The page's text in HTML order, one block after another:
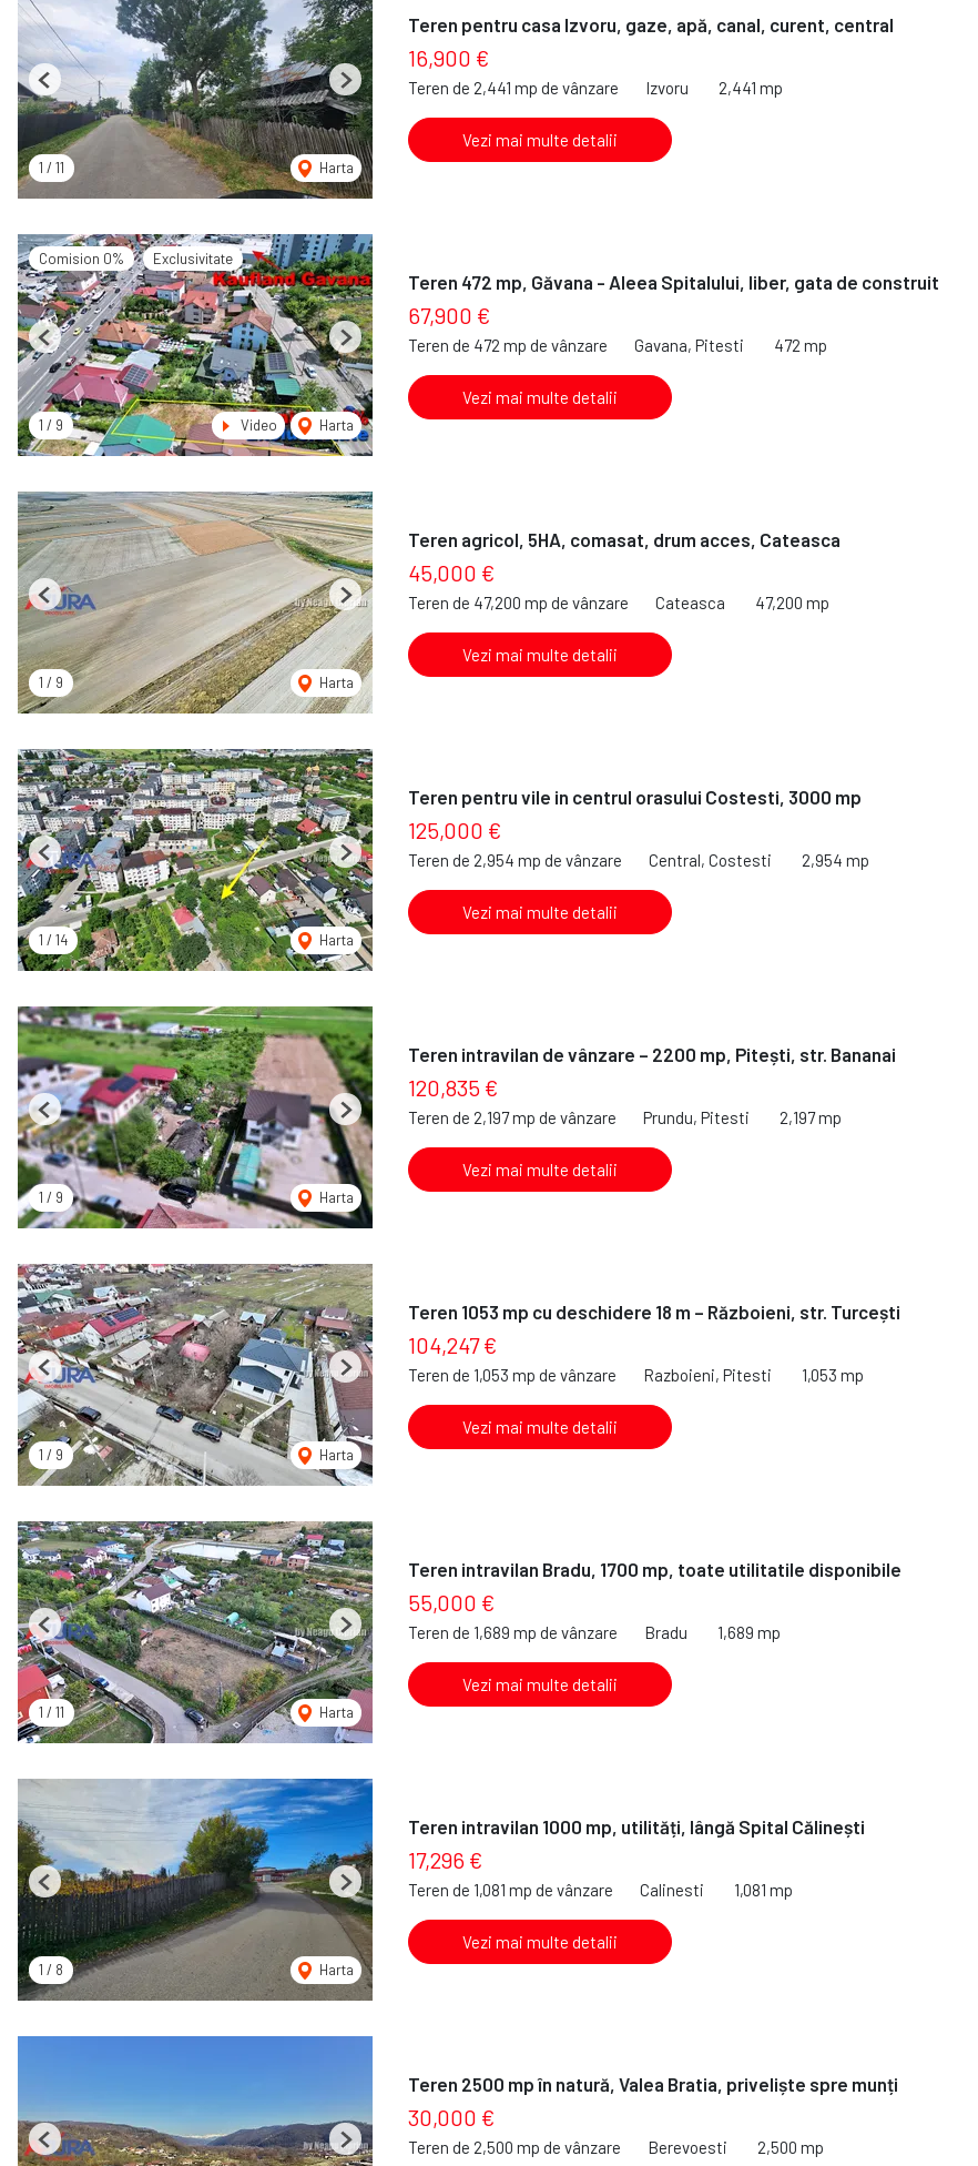
1 / 11 Harta
Previous Next
Teren pentru casa Izvoru, gaze, apă, canal, curent, central
16,900 €
Teren de 2,441 mp de vânzare Izvoru 2,441 mp
Vezi mai multe detalii
Comision 0% Exclusivitate
1 / 9 Video Harta
Previous Next
Teren 472 mp, Găvana - Aleea Spitalului, liber, gata de construit
67,900 €
Teren de 472 mp de vânzare Gavana, Pitesti 472 mp
Vezi mai multe detalii
1 / 9 Harta
Previous Next
Teren agricol, 5HA, comasat, drum acces, Cateasca
45,000 €
Teren de 47,200 mp de vânzare Cateasca 47,200 mp
Vezi mai multe detalii
1 / 14 Harta
Previous Next
Teren pentru vile in centrul orasului Costesti, 3000 mp
125,000 €
Teren de 2,954 mp de vânzare Central, Costesti 2,954 mp
Vezi mai multe detalii
1 / 9 Harta
Previous Next
Teren intravilan de vânzare – 2200 mp, Pitești, str. Bananai
120,835 €
Teren de 2,197 mp de vânzare Prundu, Pitesti 2,197 mp
Vezi mai multe detalii
1 / 9 Harta
Previous Next
Teren 1053 mp cu deschidere 18 m – Războieni, str. Turcești
104,247 €
Teren de 1,053 mp de vânzare Razboieni, Pitesti 1,053 mp
Vezi mai multe detalii
1 / 11 Harta
Previous Next
Teren intravilan Bradu, 1700 mp, toate utilitatile disponibile
55,000 €
Teren de 1,689 mp de vânzare Bradu 1,689 mp
Vezi mai multe detalii
1 / 8 Harta
Previous Next
Teren intravilan 1000 mp, utilități, lângă Spital Călinești
17,296 €
Teren de 1,081 mp de vânzare Calinesti 1,081 mp
Vezi mai multe detalii
Previous Next
Teren 2500 mp în natură, Valea Bratia, priveliște spre munți
30,000 €
Teren de 2,500 mp de vânzare Berevoesti 2,500 mp